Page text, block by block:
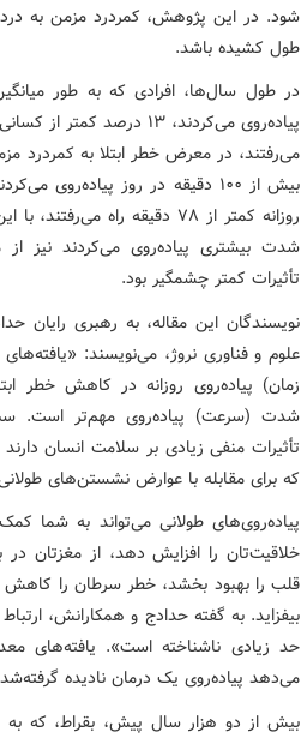
شود. در این پژوهش، کمردرد مزمن به
طول کشیده باشد.
می‌رفتند، در معرض خطر ابتلا به کمردرد
روزانه کمتر از ۷۸ دقیقه راه
شدت بیشتری پیاده‌روی می‌کردند نیز از
تأثیرات کمتر چشمگیر بود.
نویسندگان این مقاله، به رهبری رایان
علوم و فناوری نروژ، می‌نویسند:
زمان) پیاده‌روی روزانه در کاهش خطر
شدت (سرعت) پیاده‌روی مهم‌تر است.
تأثیرات منفی زیادی بر سلامت انسان
که برای مقابله با عوارض نشستن‌های
پیاده‌روی‌های طولانی می‌تواند به شما
خلاقیت‌تان را افزایش دهد، از مغزتان
قلب را بهبود بخشد، خطر سرطان را
بیفزاید. به گفته حدادج و همکارانش،
حد زیادی ناشناخته است». یافته‌های
می‌دهد پیاده‌روی یک درمان نادیده
بیش از دو هزار سال پیش، بقراط، که